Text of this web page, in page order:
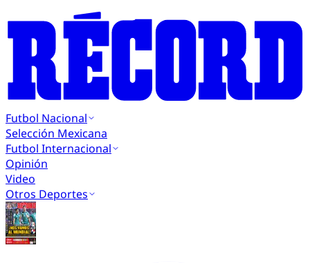
Futbol Nacional
Selección Mexicana
Futbol Internacional
Opinión
Video
Otros Deportes